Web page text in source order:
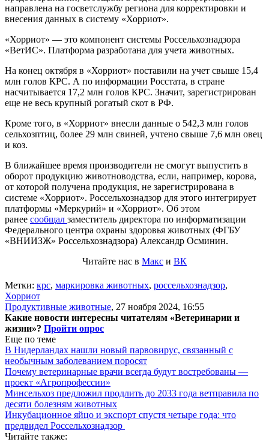
направлена на госветслужбу региона для корректировки и
внесения данных в систему «Хорриот».
«Хорриот» — это компонент системы Россельхознадзора
«ВетИС». Платформа разработана для учета животных.
На конец октября в «Хорриот» поставили на учет свыше 15,4
млн голов КРС. А по информации Росстата, в стране
насчитывается 17,2 млн голов КРС. Значит, зарегистрирован
еще не весь крупный рогатый скот в РФ.
Кроме того, в «Хорриот» внесли данные о 542,3 млн голов
сельхозптиц, более 29 млн свиней, учтено свыше 7,6 млн овец
и коз.
В ближайшее время производители не смогут выпустить в
оборот продукцию животноводства, если, например, корова,
от которой получена продукция, не зарегистрирована в
системе «Хорриот». Россельхознадзор для этого интегрирует
платформы «Меркурий» и «Хорриот». Об этом
ранее сообщал заместитель директора по информатизации
Федерального центра охраны здоровья животных (ФГБУ
«ВНИИЗЖ» Россельхознадзора) Александр Осминин.
Читайте нас в Макс и ВК
Метки: крс, маркировка животных, россельхознадзор,
Хорриот
Продуктивные животные, 27 ноября 2024, 16:55
Какие новости интересны читателям «Ветеринарии и
жизни»? Пройти опрос
Еще по теме
В Нидерландах нашли новый парвовирус, связанный с
необычным заболеванием поросят
Почему ветеринарные врачи всегда будут востребованы —
проект «Агропрофессии»
Минсельхоз предложил продлить до 2033 года ветправила по
десяти болезням животных
Инкубационное яйцо и экспорт спустя четыре года: что
предвидел Россельхознадзор
Читайте также: